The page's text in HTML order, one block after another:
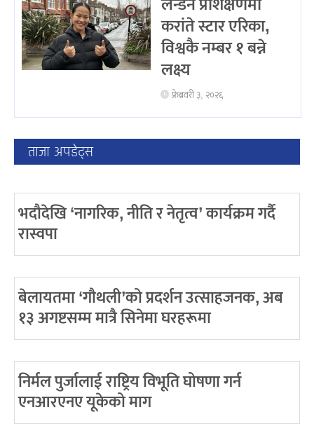
करांते स्टार एरिका,
विश्वकै नम्बर १ बन्ने
लक्ष्य
फ्रेब्रवरी ३, २०२६
ताजा अपडेट्स
भदौदेखि ‘नागरिक, नीति र नेतृत्व’ कार्यक्रम गर्दै
रास्वपा
बेलायतमा ‘गौथली’को प्रदर्शन उत्साहजनक, अब
१३ अगष्टसम्म मात्रै सिनेमा घरहरूमा
निर्मल पुर्जालाई राष्ट्रिय विभूति घोषणा गर्न
एनआरएनए यूकेको माग